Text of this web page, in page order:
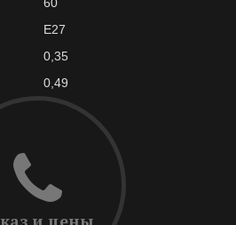
E27
0,35
0,49
и цены